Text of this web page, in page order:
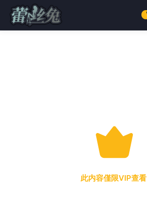
此内容僅限VIP查看